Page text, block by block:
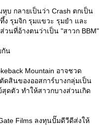
บ กลายเป็นว่า Crash ตกเป็น
รุมจิก รุมแขวะ รุมยำ และ
นที่อ้างตนว่าเป็น "สาวก BBM"
กัน
Mountain อาจชวด
ดสินของออสการ์บางกลุ่มเป็น
ดตัว ทำให้สาวกบางส่วนเกิด
Films ลงทุนปั๊มดีวีดีส่งให้